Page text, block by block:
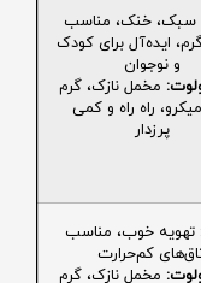
سبک، خنک، مناسب
ایده‌آل برای کودک
و نوجوان
مخمل نازک، گرم
راه راه و کمی
پرزدار
تهویه خوب، مناسب
کم‌حرارت
مخمل نازک، گرم